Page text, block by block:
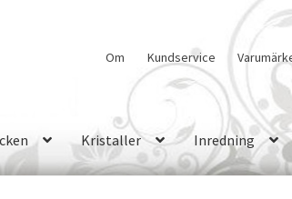
Om Kundservice
Kristaller Inredning